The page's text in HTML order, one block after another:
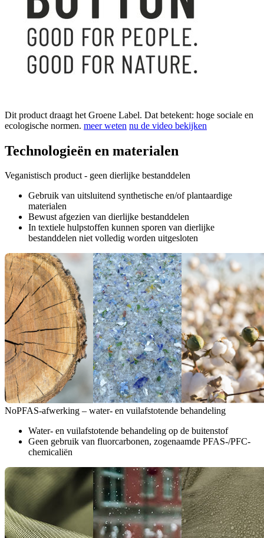
Dit product draagt het Groene Label. Dat betekent: hoge sociale en
ecologische normen. meer weten nu de video bekijken
Technologieën en materialen
Veganistisch product - geen dierlijke bestanddelen
Gebruik van uitsluitend synthetische en/of plantaardige
materialen
Bewust afgezien van dierlijke bestanddelen
In textiele hulpstoffen kunnen sporen van dierlijke
bestanddelen niet volledig worden uitgesloten
NoPFAS-afwerking – water- en vuilafstotende behandeling
Water- en vuilafstotende behandeling op de buitenstof
Geen gebruik van fluorcarbonen, zogenaamde PFAS-/PFC-
chemicaliën